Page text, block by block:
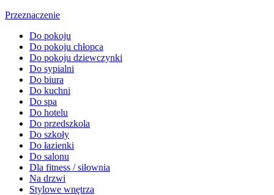
Przeznaczenie
Do pokoju
Do pokoju chłopca
Do pokoju dziewczynki
Do sypialni
Do biura
Do kuchni
Do spa
Do hotelu
Do przedszkola
Do szkoły
Do łazienki
Do salonu
Dla fitness / siłownia
Na drzwi
Stylowe wnętrza